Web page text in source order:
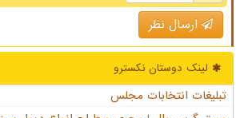
ارسال نظر
لینک دوستان نكسترو
تبلیغات انتخابات مجلس